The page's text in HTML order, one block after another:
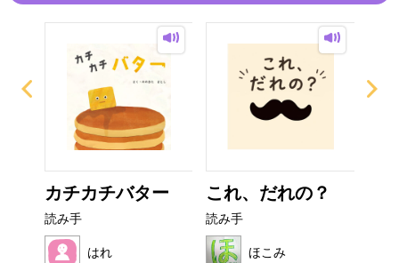
カチカチバター
読み手
はれ
これ、だれの？
読み手
ほこみ